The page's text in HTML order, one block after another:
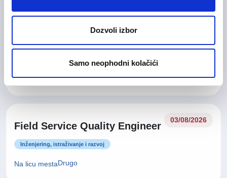
Dozvoli izbor
Samo neophodni kolačići
Branch Director / Development
Field Service Quality Engineer
03/08/2026
Inženjering, istraživanje i razvoj
Na licu mestaDrugo